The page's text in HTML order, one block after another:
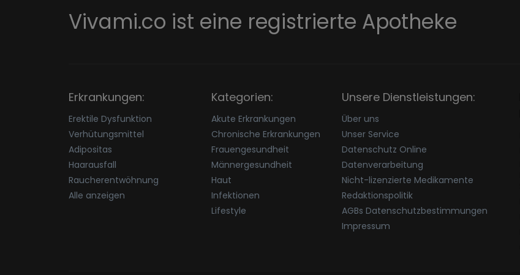
Vivami.co ist eine registrierte Apotheke
Erkrankungen:
Erektile Dysfunktion
Verhütungsmittel
Adipositas
Haarausfall
Raucherentwöhnung
Alle anzeigen
Kategorien:
Akute Erkrankungen
Chronische Erkrankungen
Frauengesundheit
Männergesundheit
Haut
Infektionen
Lifestyle
Unsere Dienstleistungen:
Über uns
Unser Service
Datenschutz Online
Datenverarbeitung
Nicht-lizenzierte Medikamente
Redaktionspolitik
AGBs Datenschutzbestimmungen
Impressum